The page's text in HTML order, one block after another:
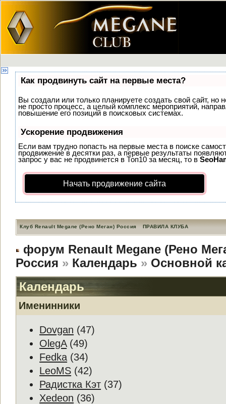
Как продвинуть сайт на первые места?
Вы создали или только планируете создать свой сайт, но
не просто процесс, а целый комплекс мероприятий,
повышение его позиций в поисковых системах.
Ускорение продвижения
Если вам трудно попасть на первые места в поиске
продвижение в десятки раз, а первые результаты
запрос у вас не продвинется в Топ10 за месяц, то в
Начать продвижение сайта
Клуб Renault Megane (Рено Меган) Россия ПРАВИЛА КЛУБА
форум Renault Megane (Рено
Россия » Календарь » Основной
Календарь
Именинники
Dovgan (47)
OlegA(49)
Fedka (34)
LeoMS (42)
Радистка Кэт (37)
Xedeon (36)